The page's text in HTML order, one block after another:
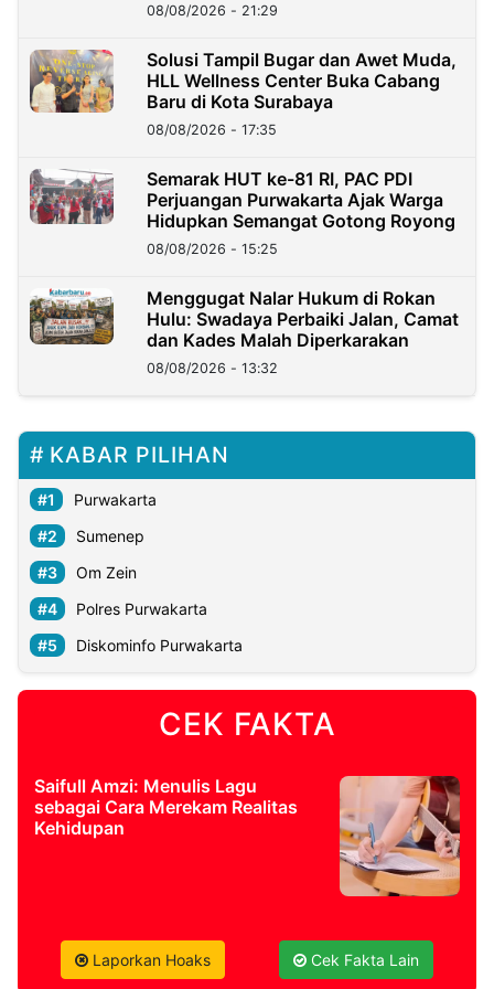
08/08/2026 - 21:29
Solusi Tampil Bugar dan Awet Muda,
HLL Wellness Center Buka Cabang
Baru di Kota Surabaya
08/08/2026 - 17:35
Semarak HUT ke-81 RI, PAC PDI
Perjuangan Purwakarta Ajak Warga
Hidupkan Semangat Gotong Royong
08/08/2026 - 15:25
Menggugat Nalar Hukum di Rokan
Hulu: Swadaya Perbaiki Jalan, Camat
dan Kades Malah Diperkarakan
08/08/2026 - 13:32
KABAR PILIHAN
Purwakarta
Sumenep
Om Zein
Polres Purwakarta
Diskominfo Purwakarta
CEK FAKTA
Saifull Amzi: Menulis Lagu
sebagai Cara Merekam Realitas
Kehidupan
Laporkan Hoaks Cek Fakta Lain